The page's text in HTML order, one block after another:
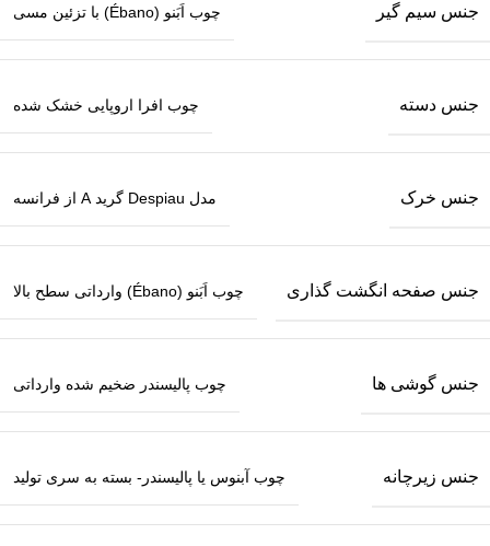
جنس سیم گیر چوب اَبَنو (Ébano) با تزئین مسی
جنس دسته چوب افرا اروپایی خشک شده
جنس خرک مدل Despiau گرید A از فرانسه
جنس صفحه انگشت گذاری چوب اَبَنو (Ébano) وارداتی سطح بالا
جنس گوشی ها چوب پالیسندر ضخیم‌ شده وارداتی
جنس زیرچانه چوب آبنوس یا پالیسندر- بسته به سری تولید